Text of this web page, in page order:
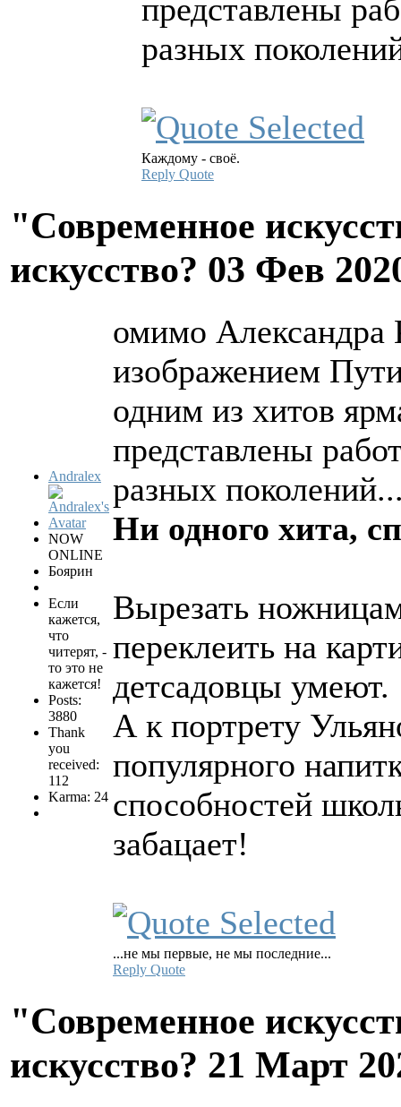
представлены
разных
Каждому - своё.
Reply Quote
"Современное
искусство? 03 Фев
Andralex
NOW
ONLINE
Боярин
Если
кажется,
что
читерят, -
то это не
кажется!
Posts:
3880
Thank
you
received:
112
Karma: 24
омимо Александра
изображением
одним из хитов
представлены
разных
Ни одного хита,
Вырезать
переклеить на
детсадовцы умеют.
А к портрету
популярного
способностей
забацает!
...не мы первые, не мы последние...
Reply Quote
"Современное
искусство? 21 Март